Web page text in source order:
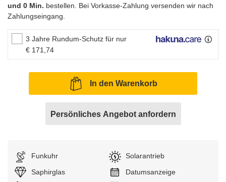
und 0 Min. bestellen. Bei Vorkasse-Zahlung versenden wir nach
Zahlungseingang.
3 Jahre Rundum-Schutz für nur
€ 171,74
In den Warenkorb
Persönliches Angebot anfordern
Funkuhr
Solarantrieb
Saphirglas
Datumsanzeige